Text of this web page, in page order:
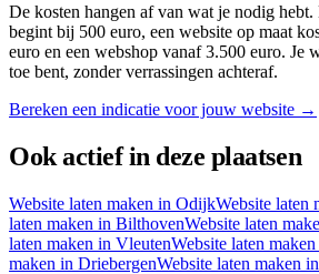
De kosten hangen af van wat je nodig hebt.
begint bij 500 euro, een website op maat
euro en een webshop vanaf3.500 euro. Je
toe bent, zonder verrassingen achteraf.
Bereken een indicatie voor jouw website →
Ook actief in deze plaatsen
Website laten maken in OdijkWebsite laten
laten maken in BilthovenWebsite laten
laten maken in VleutenWebsite laten
maken in DriebergenWebsite laten maken in